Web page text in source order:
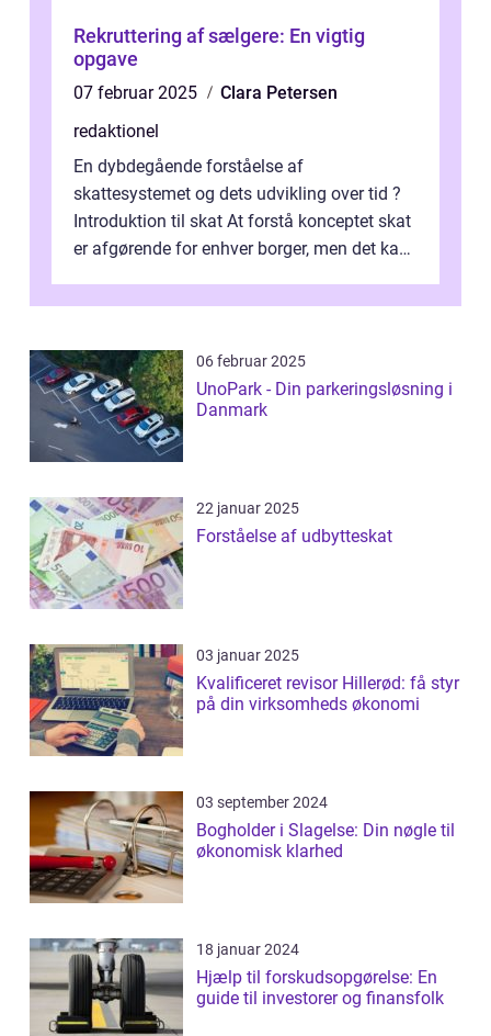
Rekruttering af sælgere: En vigtig
opgave
07 februar 2025
Clara Petersen
redaktionel
En dybdegående forståelse af
skattesystemet og dets udvikling over tid ?
Introduktion til skat At forstå konceptet skat
er afgørende for enhver borger, men det kan
06 februar 2025
UnoPark - Din parkeringsløsning i
Danmark
22 januar 2025
Forståelse af udbytteskat
03 januar 2025
Kvalificeret revisor Hillerød: få styr
på din virksomheds økonomi
03 september 2024
Bogholder i Slagelse: Din nøgle til
økonomisk klarhed
18 januar 2024
Hjælp til forskudsopgørelse: En
guide til investorer og finansfolk